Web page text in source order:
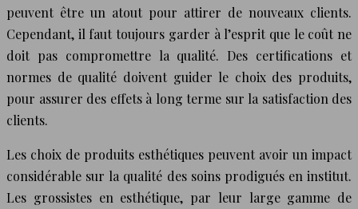
peuvent être un atout pour attirer de nouveaux clients.
Cependant, il faut toujours garder à l’esprit que le coût ne
doit pas compromettre la qualité. Des certifications et
normes de qualité doivent guider le choix des produits,
pour assurer des effets à long terme sur la satisfaction des
clients.
Les choix de produits esthétiques peuvent avoir un impact
considérable sur la qualité des soins prodigués en institut.
Les grossistes en esthétique, par leur large gamme de